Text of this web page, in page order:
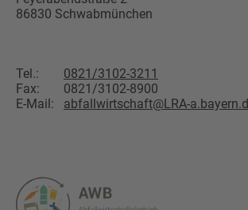
86830 Schwabmünchen
Tel.:
0821/3102-3211
Fax:
0821/3102-8900
E-Mail:
abfallwirtschaft@LRA-